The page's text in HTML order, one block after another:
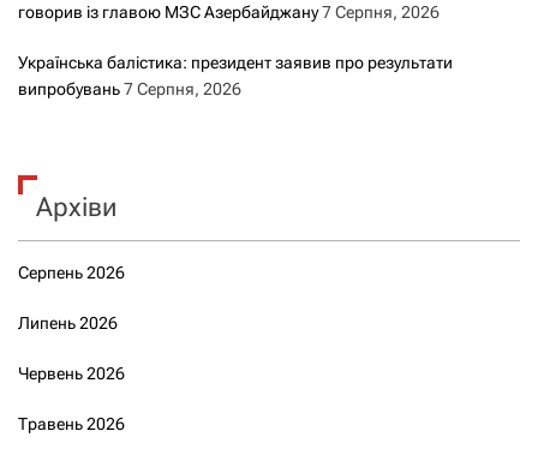
говорив із главою МЗС Азербайджану7 Серпня, 2026
Українська балістика: президент заявив про результати
випробувань7 Серпня, 2026
Архіви
Серпень 2026
Липень 2026
Червень 2026
Травень 2026